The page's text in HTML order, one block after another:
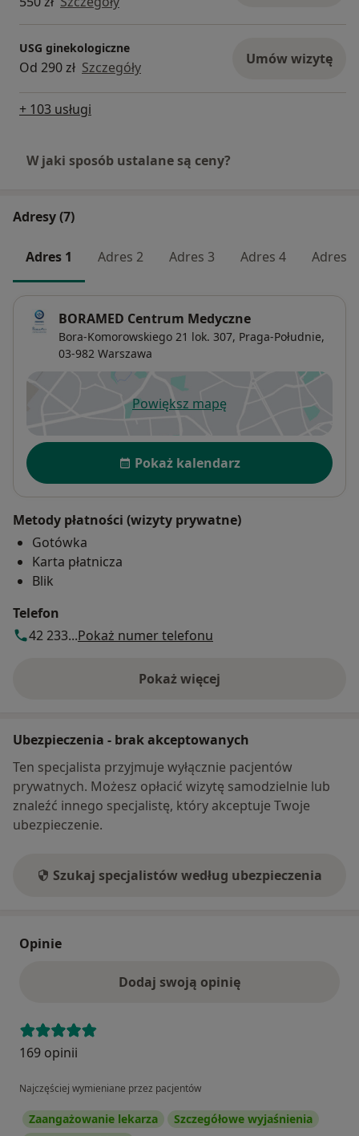
USG ginekologiczne
Od 290 zł Szczegóły Umów wizytę
+ 103 usługi
W jaki sposób ustalane są ceny?
Adresy (7)
Adres 1 Adres 2 Adres 3 Adres 4 Adres 5
BORAMED Centrum Medyczne
Bora-Komorowskiego 21 lok. 307, Praga-Południe,
03-982 Warszawa
Powiększ mapęotwiera się w nowej karcie
Dostępność
Pokaż kalendarz
Metody płatności (wizyty prywatne)
Gotówka
Karta płatnicza
Blik
Telefon
42 233...Pokaż numer telefonu
Pokaż więcej
o adresie
Ubezpieczenia - brak akceptowanych
Ten specjalista przyjmuje wyłącznie pacjentów
prywatnych. Możesz opłacić wizytę samodzielnie lub
znaleźć innego specjalistę, który akceptuje Twoje
ubezpieczenie.
Szukaj specjalistów według ubezpieczenia
Opinie
Dodaj swoją opinię
169 opinii
Najczęściej wymieniane przez pacjentów
Zaangażowanie lekarza
Szczegółowe wyjaśnienia